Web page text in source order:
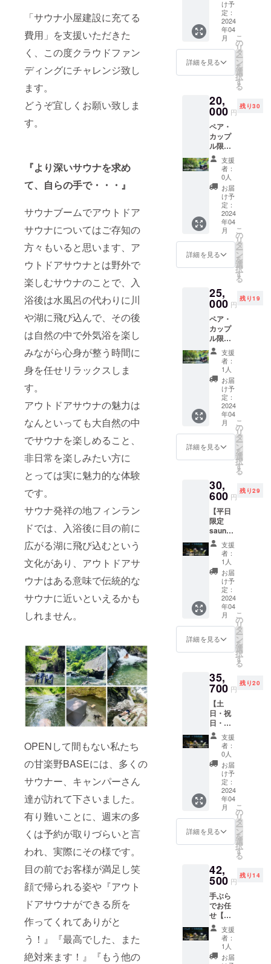
「サウナ小屋建設に充てる
費用」を支援いただきた
く、この度クラウドファン
ディングにチャレンジ致し
ます。
どうぞ宜しくお願い致しま
す。
『より深いサウナを求め
て、自らの手で・・・』
サウナブームでアウトドア
サウナについてはご存知の
方々もいると思います、ア
ウトドアサウナとは野外で
楽しむサウナのことで、入
浴後は水風呂の代わりに川
や湖に飛び込んで、その後
は自然の中で外気浴を楽し
みながら心身が整う時間に
身を任せリラックスしま
す。
アウトドアサウナの魅力は
なんといっても大自然の中
でサウナを楽しめること、
非日常を楽しみたい方に
とっては実に魅力的な体験
です。
サウナ発祥の地フィンラン
ドでは、入浴後に目の前に
広がる湖に飛び込むという
文化があり、アウトドアサ
ウナはある意味で伝統的な
サウナに近いといえるかも
しれません。
OPENして間もない私たち
の甘楽野BASEには、多くの
サウナー、キャンパーさん
達が訪れて下さいました。
有り難いことに、週末の多
くは予約が取りづらいと言
われ、実際にその様です。
目の前でお客様が満足し笑
顔で帰られる姿や『アウト
ドアサウナができる所を
作ってくれてありがと
う！』『最高でした、また
絶対来ます！』『もう他の
期限：
2025年
5月末）
※詳細の
日程は
プロ
ジェク
ト終了
メール
にて調
整させ
て頂き
ます。
次第で
は、サ
ウナ室
設定温
度が前
場合が
ござい
でご了
承くだ
さい。
※ご利用
の際
は、直
接予約
をお願
いしま
す。
（有効
期限：
2025年
5月末）
※詳細の
日程は
プロ
ジェク
ト終了
メール
にて調
整させ
て頂き
ます。
さい。
ご自
分の名
前が記
された
ん」を
くぐっ
ナへ！
※「掲載
希望す
るお名
前を備
考欄に
記載を
お願い
致しま
す。公
序良俗
に反す
る名称
は変更
いただ
載をお
断りさ
性があ
りま
す。プ
ロジェ
クト終
了後に
記載内
容の最
終確認
を行い
す。」
活動で
す、こ
の些細
なアク
ション
がきれ
いな地
がって
いるの
陸地で
拾われ
なかっ
たゴミ
は、風
や雨に
より水
路を流
れその
まま海
へ流出
したり
す。実
は海に
(海洋ゴ
ミ)の約
８割
は、河
川から
流され
てきた
ものだ
と言わ
れてい
ます。
ゴミ拾
いボラ
ンティ
アでゴ
うこと
の意義
しょ
う。 美
しい環
境で
「アウ
トドア
サウ
ナ」を
いつま
でも楽
しむこ
とが出
来るよ
うにす
る有意
動です
し、川
しをし
ましょ
う！
水、景
色と綺
麗な川
なので
すが、
そんな
中にも
空き缶
やビ
ニール
が・・
・少し
はある
んです
よね
（涙）
綺麗に
した
ら、綺
麗な川
でさっ
そくサ
ウナを
たのし
みま
しょ
トでの
販売は
2ヶ月前
からと
なりま
すが、
チケッ
でもご
予約が
可能で
す、ご
予約の
際は施
設へ直
接ご連
絡をお
願いし
ます。
＊サウ
ナ室貸
切時
間：2時
間
10:30~
12:30・
15:30~
17:30
かの時
間で貸
切いた
だけま
す、サ
ウナの
後は森
の森林
浴をお
楽しみ
下さ
い。 ＊
日・休
前日は
ん。 ＊
ご利用
の際は
水着着
用とな
りま
す。 ＊
その他
必要な
もの・
タオ
ル、サ
ンダ
ル。＊
その他
ル・サ
ウナポ
込み
可） ※
季節や
外気温
の状況
次第で
は、サ
ウナ室
設定温
度が前
後する
場合が
ござい
ますの
でご了
さい。
※ご利用
は、直
接予約
をお願
いしま
す。
（有効
期限：
2025年
5月末）
※詳細の
日程は
リター
ン特
権： ・
施設通
常料金
¥30.000
の
15%off
利用出
来ま
す。
（4名込
み） ・
優先予
約をお
取りい
ただけ
ます、
通常予
約サイ
トでの
販売は
2ヶ月前
からと
なりま
期間内
はいつ
でもご
予約が
可能で
す、ご
予約の
際は施
設へ直
接ご連
絡をお
願いし
ます。
サウナ
室貸切
時間：2
時間
12:30・
15:00・
15:30~
17:30
いずれ
かの時
間で貸
切いた
だけま
す、サ
ウナの
後は森
の森林
浴をお
楽しみ
下さ
土日祝
日・休
です。
＊ご利
用の際
は水着
着用と
なりま
す。 ＊
その他
必要な
もの・
タオ
ル、サ
ンダ
ル。 ＊
その他
ル・サ
ウナポ
込み
可） ※
季節や
外気温
の状況
次第で
は、サ
ウナ室
設定温
度が前
け予
定：
2024
年04
月
詳細を見る
こ
の
リ
タ
ー
ン
を
選
択
す
る
20,
000 円
残り30
ペア・
カップ
ル限定
【
sauna×
camp
】予約
特権
付・平
日利用
■ リ
ターン
特権：
・プラ
ン公開
期間中
料金、
¥20,000
にてご
利用出
来ま
す。 ・
優先予
約をお
取りい
ただけ
ます、
通常予
約サイ
トでの
販売は
2ヶ月前
からと
ト有効
期間内
はいつ
でもご
予約が
可能で
す、ご
予約の
際は施
設へ直
接ご連
絡をお
願いし
ます。
サウナ
とキャ
ンプを
い！
キャン
プは1日
２組限
定、テ
ントサ
イトが
隣接し
ないの
でプラ
イベー
ト感覚
でお過
ごしい
ただけ
気兼ね
なく静
りとサ
ウナ後
の極上
「とと
のい」
時間を
楽しん
でくだ
さい。
＊平日
支援
者：
0人
お届
け予
定：
2024
年04
月
詳細を見る
こ
の
リ
タ
ー
ン
を
選
択
す
る
25,
000 円
残り19
ペア・
カップ
ル限定
【
sauna×
camp
】予約
特権
付・土
日祝
日、休
前日利
用 ■ リ
ターン
特権：
・プラ
期間中
の特別
料金、
¥25,000
にてご
利用出
来ま
す。 ・
優先予
約をお
取りい
ただけ
ます、
通常予
約サイ
トでの
販売は
すが、
チケッ
ト有効
期間内
はいつ
でもご
予約が
可能で
す、ご
予約の
際は施
設へ直
接ご連
絡をお
願いし
ます。
サウナ
お楽し
み下さ
い！
キャン
プは1日
２組限
定、テ
ントサ
イトが
隣接し
支援
者：
1人
お届
け予
定：
2024
年04
月
詳細を見る
こ
の
リ
タ
ー
ン
を
選
択
す
る
30,
600 円
残り29
【平日
限定
sauna×
camp
】予約
特権付
■ リ
ターン
特権：
・施設
通常料
¥36.000
の
15%off
にてご
来ま
す。 ・
優先予
約をお
取りい
ただけ
ます、
通常予
約サイ
トでの
販売は
2ヶ月前
からと
なりま
すが、
チケッ
ト有効
予約が
可能で
す、ご
予約の
際は施
設へ直
接ご連
絡をお
願いし
ます。
支援
者：
1人
お届
け予
定：
2024
年04
月
詳細を見る
こ
の
リ
タ
ー
ン
を
選
択
す
る
35,
700 円
残り20
【土
日・祝
日・休
前日限
定
sauna×
camp
】予約
特権付
■ リ
ターン
特権：
・施設
通常料
金
¥42.000
15%off
にてご
利用出
来ま
す。 ・
優先予
約をお
取りい
ただけ
ます、
支援
者：
0人
お届
け予
定：
2024
年04
月
詳細を見る
こ
の
リ
タ
ー
ン
を
選
択
す
る
42,
500 円
残り14
手ぶら
でお任
せ【平
日限定
sauna×
camp
】リ
支援
者：
1人
お届